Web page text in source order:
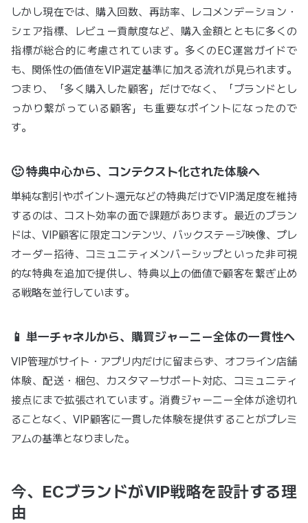
しかし現在では、購入回数、再訪率、レコメンデーション・
シェア指標、レビュー貢献度など、購入金額とともに多くの
指標が総合的に考慮されています。多くのEC運営ガイドで
も、関係性の価値をVIP選定基準に加える流れが見られます。
つまり、「多く購入した顧客」だけでなく、「ブランドとし
っかり繋がっている顧客」も重要なポイントになったので
す。
🙂 特典中心から、コンテクスト化された体験へ
単純な割引やポイント還元などの特典だけでVIP満足度を維持
するのは、コスト効率の面で課題があります。最近のブラン
ドは、VIP顧客に限定コンテンツ、バックステージ映像、プレ
オーダー招待、コミュニティメンバーシップといった非可視
的な特典を追加で提供し、特典以上の価値で顧客を繋ぎ止め
る戦略を並行しています。
📱 単一チャネルから、購買ジャーニー全体の一貫性へ
VIP管理がサイト・アプリ内だけに留まらず、オフライン店舗
体験、配送・梱包、カスタマーサポート対応、コミュニティ
接点にまで拡張されています。消費ジャーニー全体が途切れ
ることなく、VIP顧客に一貫した体験を提供することがプレミ
アムの基準となりました。
今、ECブランドがVIP戦略を設計する理
由